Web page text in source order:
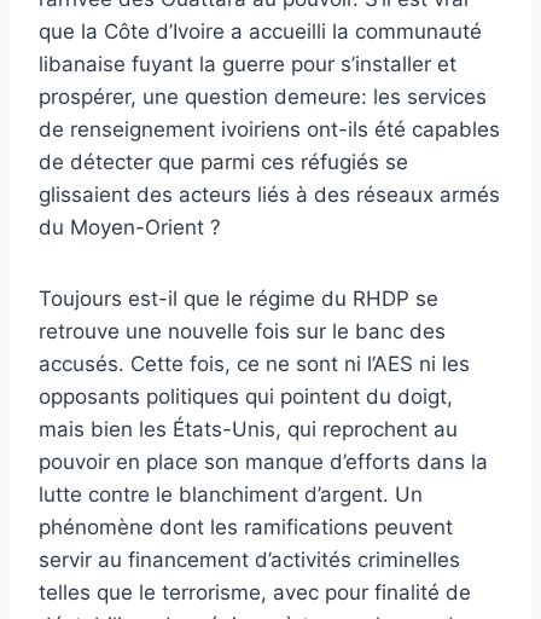
que la Côte d’Ivoire a accueilli la communauté
libanaise fuyant la guerre pour s’installer et
prospérer, une question demeure: les services
de renseignement ivoiriens ont-ils été capables
de détecter que parmi ces réfugiés se
glissaient des acteurs liés à des réseaux armés
du Moyen-Orient ?
Toujours est-il que le régime du RHDP se
retrouve une nouvelle fois sur le banc des
accusés. Cette fois, ce ne sont ni l’AES ni les
opposants politiques qui pointent du doigt,
mais bien les États-Unis, qui reprochent au
pouvoir en place son manque d’efforts dans la
lutte contre le blanchiment d’argent. Un
phénomène dont les ramifications peuvent
servir au financement d’activités criminelles
telles que le terrorisme, avec pour finalité de